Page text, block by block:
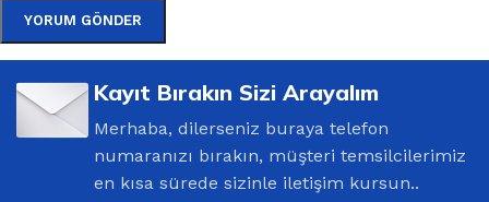
Kayıt Bırakın Sizi Arayalım
Merhaba, dilerseniz buraya telefon
numaranızı bırakın, müşteri temsilcilerimiz
en kısa sürede sizinle iletişim kursun..